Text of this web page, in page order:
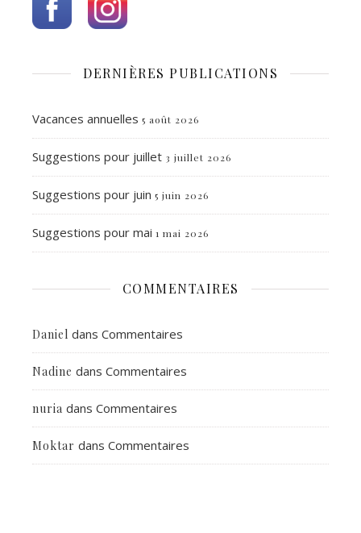
DERNIÈRES PUBLICATIONS
Vacances annuelles 5 août 2026
Suggestions pour juillet 3 juillet 2026
Suggestions pour juin 5 juin 2026
Suggestions pour mai 1 mai 2026
COMMENTAIRES
Daniel dans Commentaires
Nadine dans Commentaires
nuria dans Commentaires
Moktar dans Commentaires